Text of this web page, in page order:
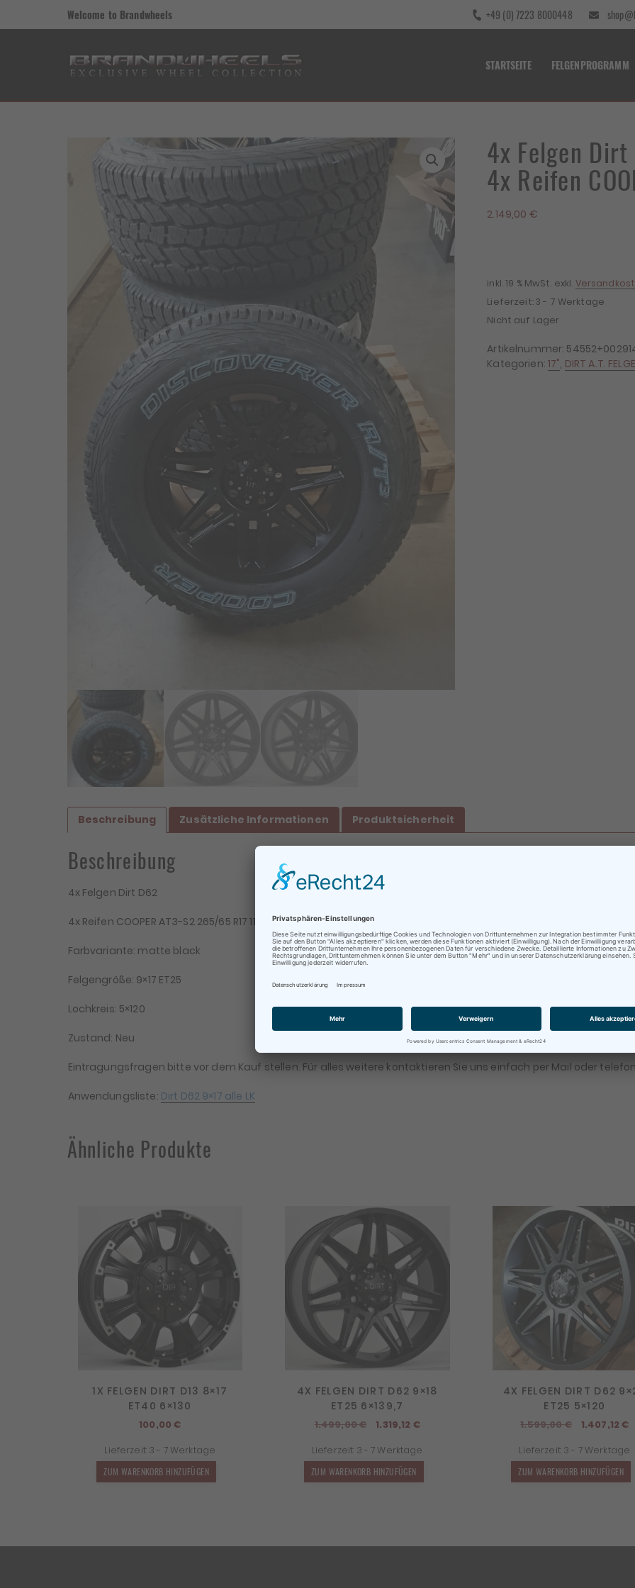
Welcome to Brandwheels +49 (0) 7223 8000448
STARTSEITE FELGENPROGRAMM
4x Felgen Dirt
4x Reifen
2.149,00 €
inkl. 19 % MwSt. exkl.
Lieferzeit:3 - 7 Werktage
Nicht auf Lager
Artikelnummer:
Kategorien: 17", DIRT A.T.
Beschreibung Zusätzliche Informationen Produktsicherheit
Beschreibung
4x Felgen Dirt D62
4x Reifen COOPER AT3-S2 265/65 R17 112T XL – D, C, B, 72dB OWL
Farbvariante: matte black
Felgengröße: 9×17 ET25
Lochkreis: 5×120
Zustand: Neu
Eintragungsfragen bitte vor dem Kauf stellen. Für alles weitere kontaktieren Sie uns einfach per Mail oder
Anwendungsliste: Dirt D62 9×17 alle LK
Ähnliche Produkte
1X FELGEN DIRT D13 8×17
ET40 6×130
100,00€
Lieferzeit: 3 - 7 Werktage
ZUM WARENKORB HINZUFÜGEN
4X FELGEN DIRT D62 9×18
ET25 6×139,7
1.499,00€
Ursprünglicher
war:
1.499,00 €
1.319,12 €Aktueller
ist:
Lieferzeit: 3 - 7 Werktage
ZUM WARENKORB HINZUFÜGEN
4X FELGEN DIRT D62
ET25 5×120
1.599,00€
war:
1.599,00 €
1.407,12€
Lieferzeit: 3 - 7 Werktage
ZUM WARENKORB HINZUFÜGEN
Beratungen oder Abholungen vor Ort nur nach vorheriger
Terminvereinbarung !